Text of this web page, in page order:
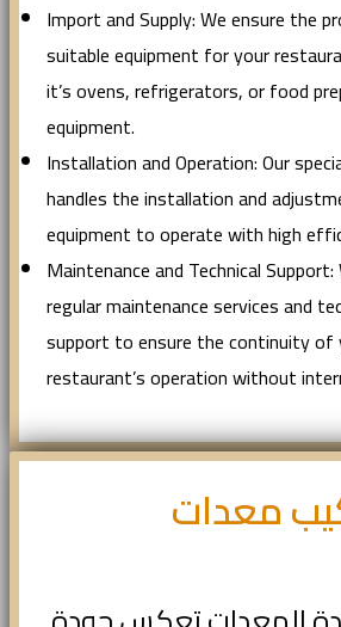
Import and Supply: We ensure
suitable equipment for your
it’s ovens, refrigerators, or food
equipment.
Installation and Operation: Our
handles the installation and
equipment to operate with high
Maintenance and Technical
regular maintenance services and
support to ensure the continuity
restaurant’s operation without
معدات